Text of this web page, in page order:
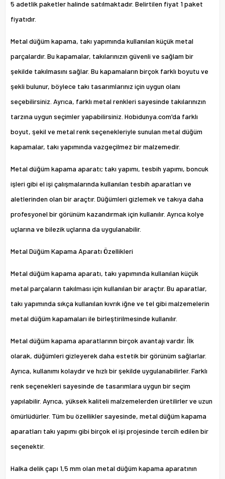
5 adetlik paketler halinde satılmaktadır. Belirtilen fiyat 1 paket
fiyatıdır.
Metal düğüm kapama, takı yapımında kullanılan küçük metal
parçalardır. Bu kapamalar, takılarınızın güvenli ve sağlam bir
şekilde takılmasını sağlar. Bu kapamaların birçok farklı boyutu ve
şekli bulunur, böylece takı tasarımlarınız için uygun olanı
seçebilirsiniz. Ayrıca, farklı metal renkleri sayesinde takılarınızın
tarzına uygun seçimler yapabilirsiniz. Hobidunya.com'da farklı
boyut, şekil ve metal renk seçenekleriyle sunulan metal düğüm
kapamalar, takı yapımında vazgeçilmez bir malzemedir.
Metal düğüm kapama aparatı; takı yapımı, tesbih yapımı, boncuk
işleri gibi el işi çalışmalarında kullanılan tesbih aparatları ve
aletlerinden olan bir araçtır. Düğümleri gizlemek ve takıya daha
profesyonel bir görünüm kazandırmak için kullanılır. Ayrıca kolye
uçlarına ve bilezik uçlarına da uygulanabilir.
Metal Düğüm Kapama Aparatı Özellikleri
Metal düğüm kapama aparatı, takı yapımında kullanılan küçük
metal parçaların takılması için kullanılan bir araçtır. Bu aparatlar,
takı yapımında sıkça kullanılan kıvrık iğne ve tel gibi malzemelerin
metal düğüm kapamaları ile birleştirilmesinde kullanılır.
Metal düğüm kapama aparatlarının birçok avantajı vardır. İlk
olarak, düğümleri gizleyerek daha estetik bir görünüm sağlarlar.
Ayrıca, kullanımı kolaydır ve hızlı bir şekilde uygulanabilirler. Farklı
renk seçenekleri sayesinde de tasarımlara uygun bir seçim
yapılabilir. Ayrıca, yüksek kaliteli malzemelerden üretilirler ve uzun
ömürlüdürler. Tüm bu özellikler sayesinde, metal düğüm kapama
aparatları takı yapımı gibi birçok el işi projesinde tercih edilen bir
seçenektir.
Halka delik çapı 1,5 mm olan metal düğüm kapama aparatının